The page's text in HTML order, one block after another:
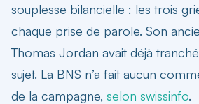
souplesse bilancielle : les trois
chaque prise de parole. Son
Thomas Jordan avait déjà
sujet. La BNS n’a fait aucun
de la campagne, selon swissinfo.